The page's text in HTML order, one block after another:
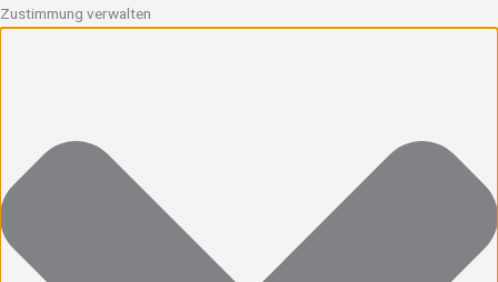
Zustimmung verwalten